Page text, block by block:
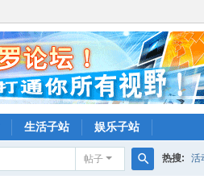
生活子站 娱乐子站
帖子 热搜: 活